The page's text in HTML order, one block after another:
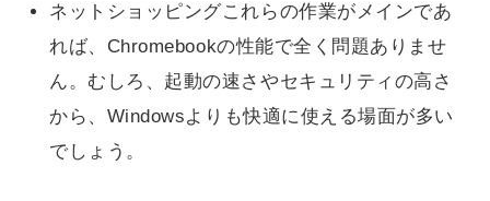
ネットショッピングこれらの作業がメインであ
れば、Chromebookの性能で全く問題ありませ
ん。むしろ、起動の速さやセキュリティの高さ
から、Windowsよりも快適に使える場面が多い
でしょう。